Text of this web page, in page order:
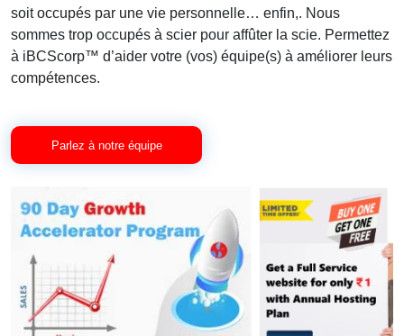
soit occupés par une vie personnelle… enfin,. Nous
sommes trop occupés à scier pour affûter la scie. Permettez
à iBCScorp™ d’aider votre (vos) équipe(s) à améliorer leurs
compétences.
Parlez à notre équipe